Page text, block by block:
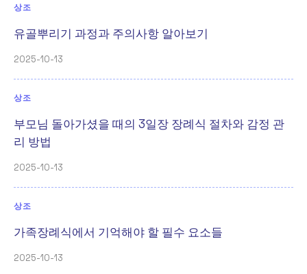
상조
유골뿌리기 과정과 주의사항 알아보기
2025-10-13
상조
부모님 돌아가셨을 때의 3일장 장례식 절차와 감정 관
리 방법
2025-10-13
상조
가족장례식에서 기억해야 할 필수 요소들
2025-10-13